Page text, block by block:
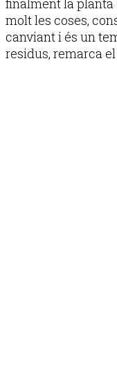
molt les coses,
canviant i és un
residus, remarca